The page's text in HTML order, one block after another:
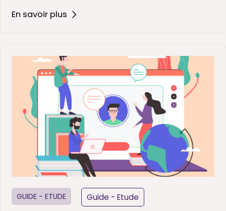
En savoir plus
GUIDE - ETUDE Guide - Etude